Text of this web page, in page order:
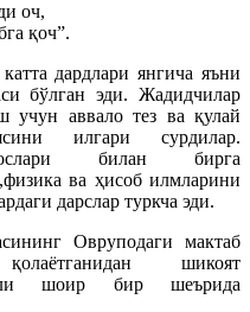
оч,
қоч”.
дардлари янгича яъни
бўлган эди. Жадидчилар
учун аввало тез ва қулай
илгари сурдилар.
билан бирга
ва ҳисоб илмларини
дарслар туркча эди.
Овруподаги мактаб
шикоят
шоир бир шеърида